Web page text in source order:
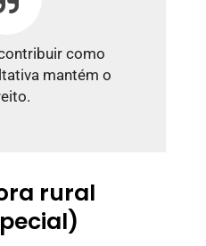
como
mantém o
rural